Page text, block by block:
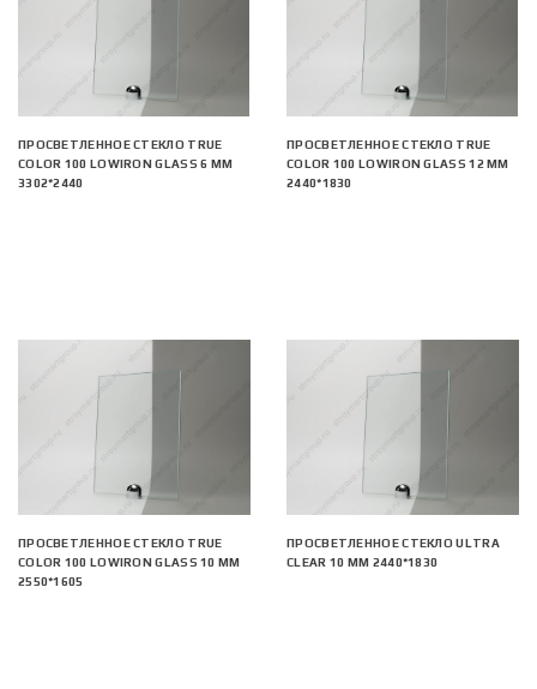
ПРОСВЕТЛЕННОЕ СТЕКЛО TRUE
COLOR 100 LOWIRON GLASS 6 ММ
3302*2440
ПРОСВЕТЛЕННОЕ СТЕКЛО TRUE
COLOR 100 LOWIRON GLASS 12 ММ
2440*1830
ПРОСВЕТЛЕННОЕ СТЕКЛО TRUE
COLOR 100 LOWIRON GLASS 10 ММ
2550*1605
ПРОСВЕТЛЕННОЕ СТЕКЛО ULTRA
CLEAR 10 ММ 2440*1830